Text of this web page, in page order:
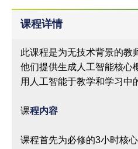
课程详情
此课程是为无技术背景的教
他们提供生成人工智能核心
用人工智能于教学和学习中
课程内容
课程首先为必修的3小时核